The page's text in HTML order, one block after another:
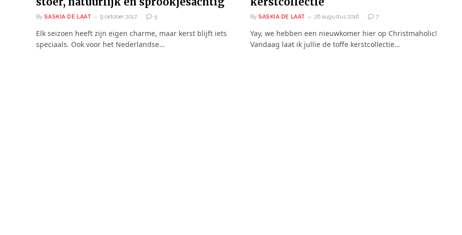
By SASKIA DE LAAT 9 oktober 2017 5
Elk seizoen heeft zijn eigen charme, maar kerst blijft iets
speciaals. Ook voor het Nederlandse…
By SASKIA DE LAAT 26 augustus 2016 7
Yay, we hebben een nieuwkomer hier op Christmaholic!
Vandaag laat ik jullie de toffe kerstcollectie…